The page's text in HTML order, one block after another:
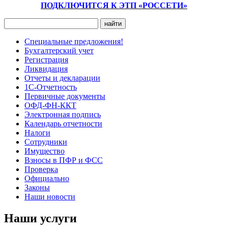
ПОДКЛЮЧИТСЯ К ЭТП «РОССЕТИ»
Специальные предложения!
Бухгалтерский учет
Регистрация
Ликвидация
Отчеты и декларации
1С-Отчетность
Первичные документы
ОФД-ФН-ККТ
Электронная подпись
Календарь отчетности
Налоги
Сотрудники
Имущество
Взносы в ПФР и ФСС
Проверка
Официально
Законы
Наши новости
Наши услуги